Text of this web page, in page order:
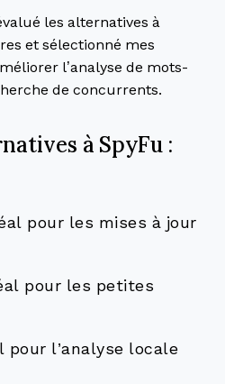
les alternatives à
et sélectionné mes
l’analyse de mots-
de concurrents.
à SpyFu :
pour les mises à jour
pour les petites
pour l’analyse locale